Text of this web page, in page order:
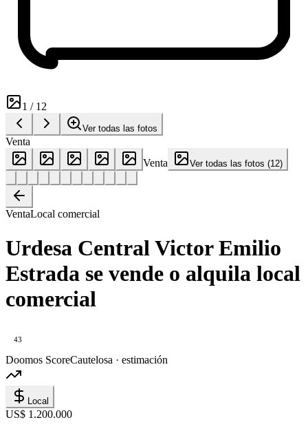
1 / 12
Ver todas las fotos
Venta
Venta
Ver todas las fotos (12)
VentaLocal comercial
Urdesa Central Victor Emilio
Estrada se vende o alquila local
comercial
43
Doomos ScoreCautelosa · estimación
Local
US$ 1.200.000